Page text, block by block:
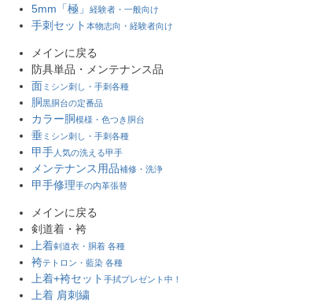
5mm「極」 経験者・一般向け
手刺セット 本物志向・経験者向け
メインに戻る
防具単品・メンテナンス品
面 ミシン刺し・手刺各種
胴黒胴台の定番品
カラー胴模様・色つき胴台
垂 ミシン刺し・手刺各種
甲手 人気の洗える甲手
メンテナンス用品補修・洗浄
甲手修理手の内革張替
メインに戻る
剣道着・袴
上着剣道衣・胴着 各種
袴テトロン・藍染 各種
上着+袴セット 手拭プレゼント中！
上着 肩刺繍